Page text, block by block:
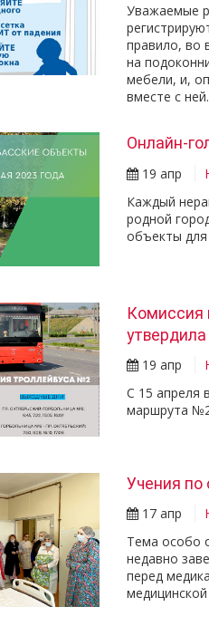
Уважаемые
правило, во
на
мебели, и,
вместе с ней.
Онлайн-
19 апр
Каждый
родной
объекты для
Комиссия
19 апр
С 15 апреля
маршрута
Учения
17 апр
Тема особо
недавно
перед